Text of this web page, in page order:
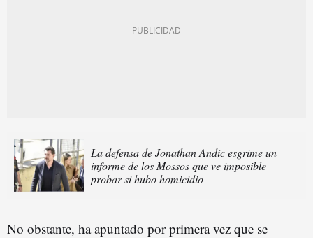
La defensa de Jonathan Andic esgrime un
informe de los Mossos que ve imposible
probar si hubo homicidio
No obstante, ha apuntado por primera vez que se